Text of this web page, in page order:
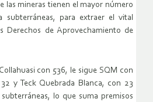
las mineras tienen el mayor número
subterráneas, para extraer el vital
Derechos de Aprovechamiento de
con 536, le sigue SQM con
y Teck Quebrada Blanca, con 23
lo que suma premisos